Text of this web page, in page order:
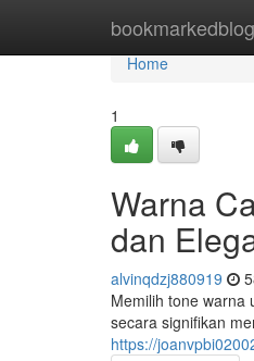
bookmarkedblog
Home
Home
1
Warna
dan
alvinqdzj880919
Memilih tone warna
secara signifikan
https://